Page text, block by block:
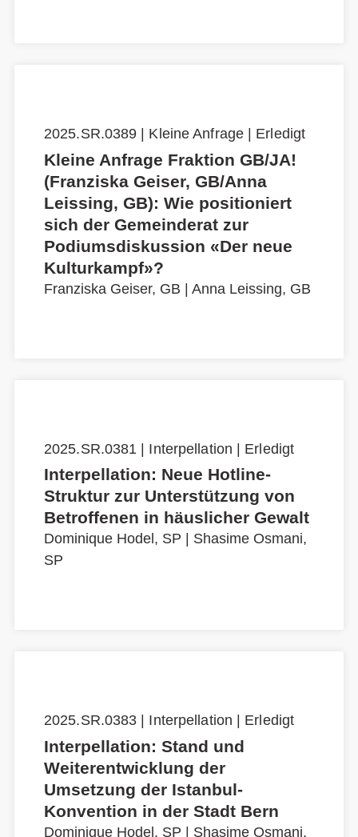
2025.SR.0389 | Kleine Anfrage | Erledigt
Kleine Anfrage Fraktion GB/JA!
(Franziska Geiser, GB/Anna
Leissing, GB): Wie positioniert
sich der Gemeinderat zur
Podiumsdiskussion «Der neue
Kulturkampf»?
Franziska Geiser, GB | Anna Leissing, GB
2025.SR.0381 | Interpellation | Erledigt
Interpellation: Neue Hotline-
Struktur zur Unterstützung von
Betroffenen in häuslicher Gewalt
Dominique Hodel, SP
Shasime Osmani,
SP
2025.SR.0383 | Interpellation | Erledigt
Interpellation: Stand und
Weiterentwicklung der
Umsetzung der Istanbul-
Konvention in der Stadt Bern
Dominique Hodel, SP | Shasime Osmani,